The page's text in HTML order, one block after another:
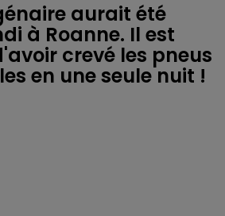
aurait été
à Roanne. Il est
crevé les pneus
en une seule nuit !